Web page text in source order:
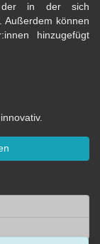
der in der sich
Außerdem können
hinzugefügt